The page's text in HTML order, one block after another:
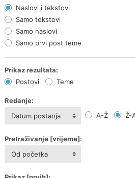
Naslovi i tekstovi
Samo tekstovi
Samo naslovi
Samo prvi post teme
Prikaz rezultata:
Postovi
Teme
Redanje:
Datum postanja
A-Ž Ž-
Pretraživanje [vrijeme]:
Od početka